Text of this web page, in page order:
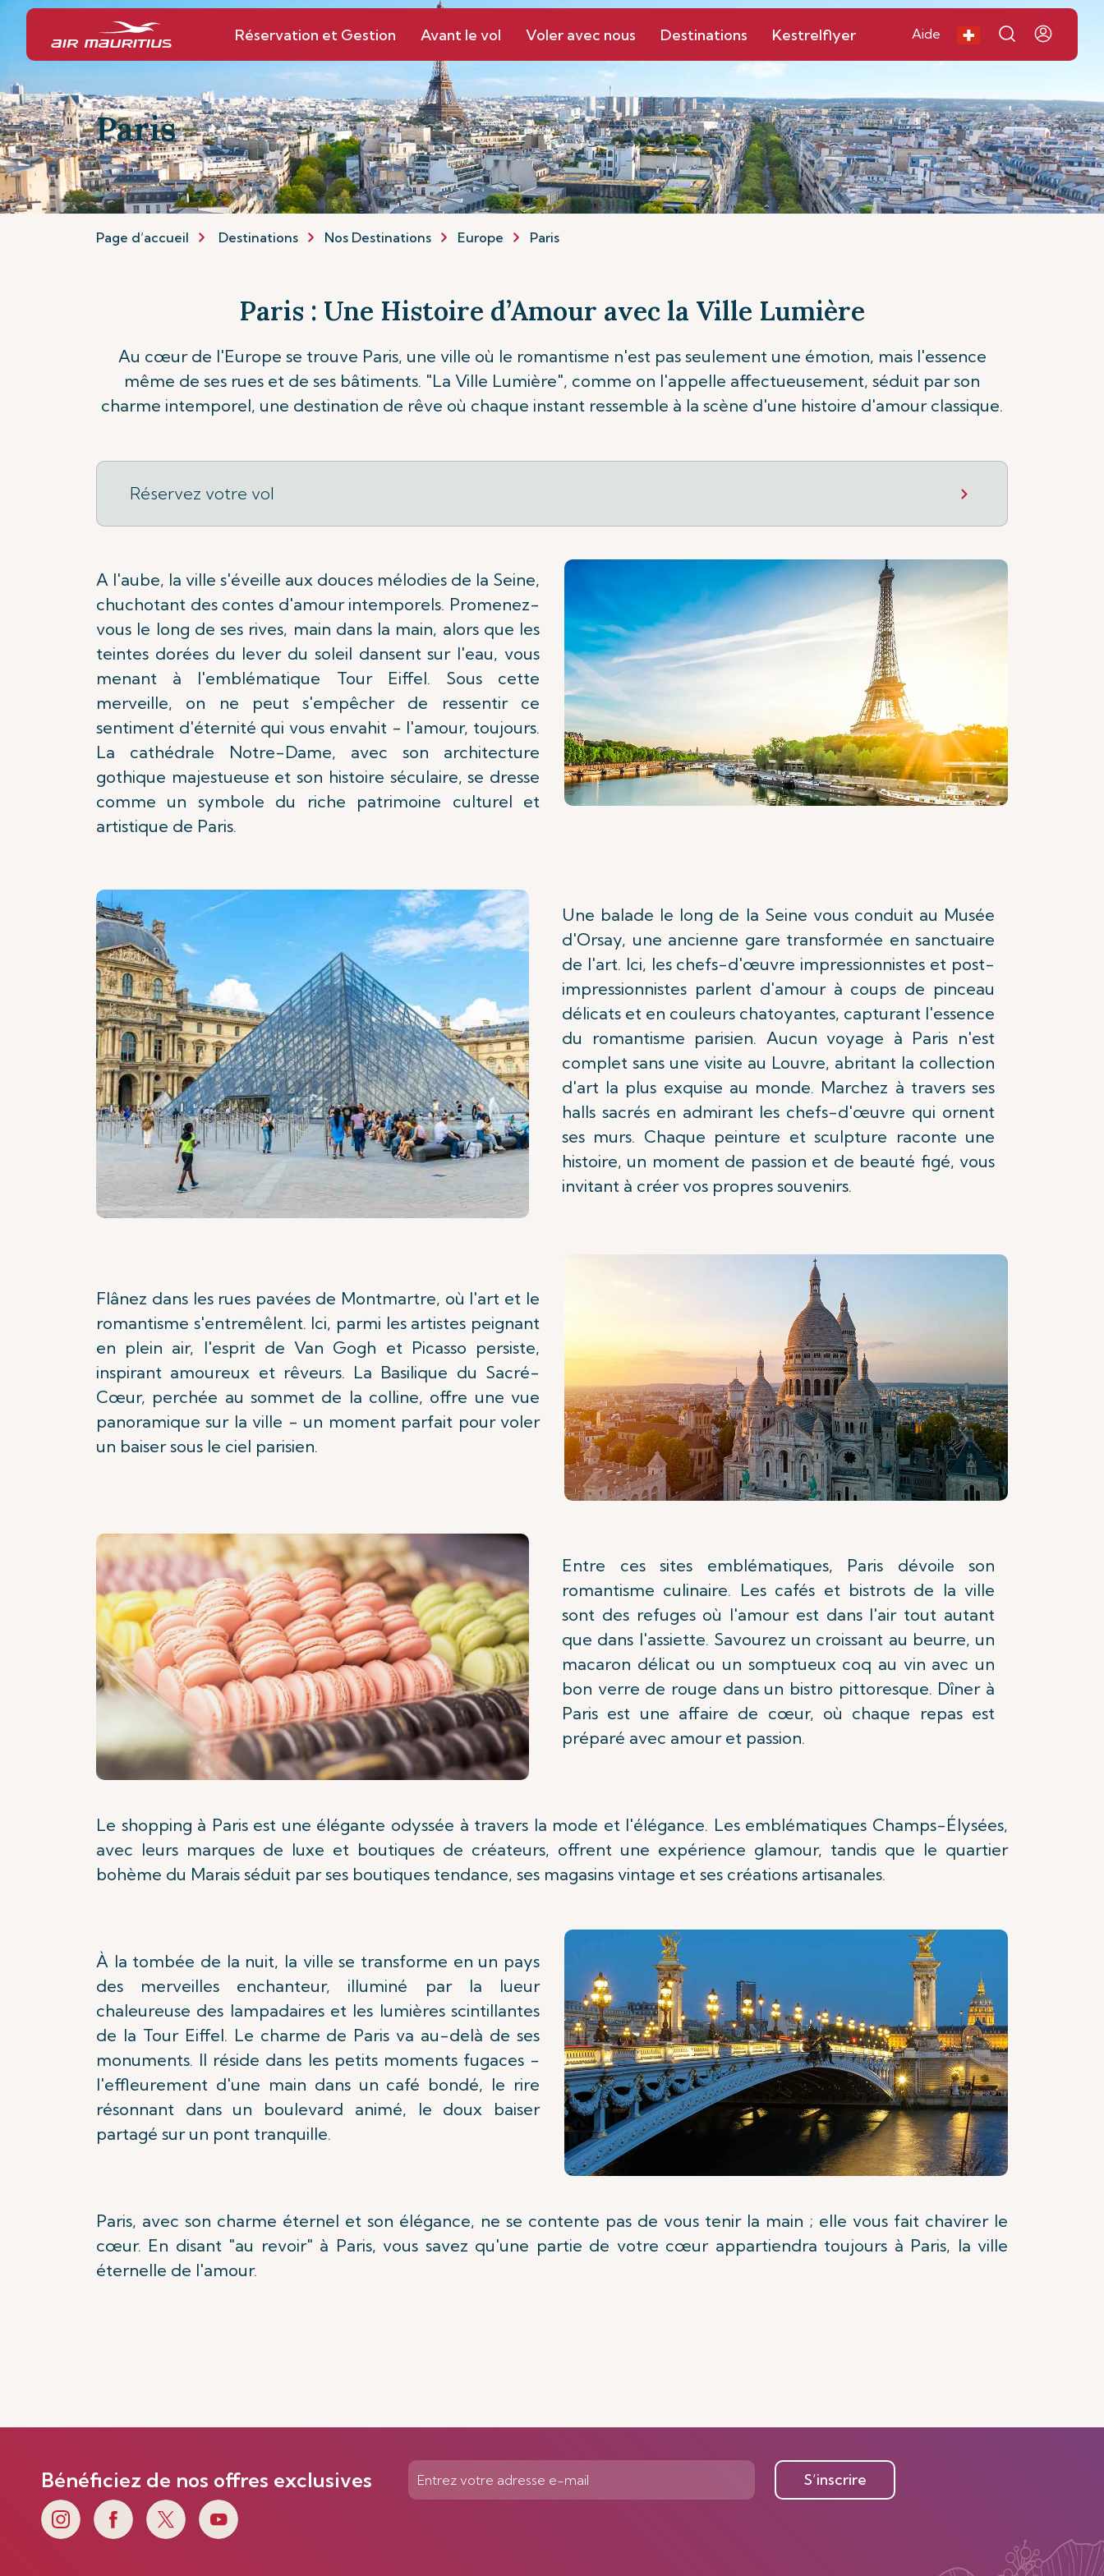
Réservation et Gestion Avant le vol Voler avec nous Destinations Kestrelflyer Aide
Paris
Page d’accueil Destinations Nos Destinations Europe Paris
Paris : Une Histoire d’Amour avec la Ville Lumière
Au cœur de l'Europe se trouve Paris, une ville où le romantisme n'est pas seulement une émotion, mais l'essence
même de ses rues et de ses bâtiments. "La Ville Lumière", comme on l'appelle affectueusement, séduit par son
charme intemporel, une destination de rêve où chaque instant ressemble à la scène d'une histoire d'amour classique.
Réservez votre vol
A l'aube, la ville s'éveille aux douces mélodies de la Seine,
chuchotant des contes d'amour intemporels. Promenez-
vous le long de ses rives, main dans la main, alors que les
teintes dorées du lever du soleil dansent sur l'eau, vous
menant à l'emblématique Tour Eiffel. Sous cette
merveille, on ne peut s'empêcher de ressentir ce
sentiment d'éternité qui vous envahit - l'amour, toujours.
La cathédrale Notre-Dame, avec son architecture
gothique majestueuse et son histoire séculaire, se dresse
comme un symbole du riche patrimoine culturel et
artistique de Paris.
Une balade le long de la Seine vous conduit au Musée
d'Orsay, une ancienne gare transformée en sanctuaire
de l'art. Ici, les chefs-d'œuvre impressionnistes et post-
impressionnistes parlent d'amour à coups de pinceau
délicats et en couleurs chatoyantes, capturant l'essence
du romantisme parisien. Aucun voyage à Paris n'est
complet sans une visite au Louvre, abritant la collection
d'art la plus exquise au monde. Marchez à travers ses
halls sacrés en admirant les chefs-d'œuvre qui ornent
ses murs. Chaque peinture et sculpture raconte une
histoire, un moment de passion et de beauté figé, vous
invitant à créer vos propres souvenirs.
Flânez dans les rues pavées de Montmartre, où l'art et le
romantisme s'entremêlent. Ici, parmi les artistes peignant
en plein air, l'esprit de Van Gogh et Picasso persiste,
inspirant amoureux et rêveurs. La Basilique du Sacré-
Cœur, perchée au sommet de la colline, offre une vue
panoramique sur la ville - un moment parfait pour voler
un baiser sous le ciel parisien.
Entre ces sites emblématiques, Paris dévoile son
romantisme culinaire. Les cafés et bistrots de la ville
sont des refuges où l'amour est dans l'air tout autant
que dans l'assiette. Savourez un croissant au beurre, un
macaron délicat ou un somptueux coq au vin avec un
bon verre de rouge dans un bistro pittoresque. Dîner à
Paris est une affaire de cœur, où chaque repas est
préparé avec amour et passion.
Le shopping à Paris est une élégante odyssée à travers la mode et l'élégance. Les emblématiques Champs-Élysées,
avec leurs marques de luxe et boutiques de créateurs, offrent une expérience glamour, tandis que le quartier
bohème du Marais séduit par ses boutiques tendance, ses magasins vintage et ses créations artisanales.
À la tombée de la nuit, la ville se transforme en un pays
des merveilles enchanteur, illuminé par la lueur
chaleureuse des lampadaires et les lumières scintillantes
de la Tour Eiffel. Le charme de Paris va au-delà de ses
monuments. Il réside dans les petits moments fugaces -
l'effleurement d'une main dans un café bondé, le rire
résonnant dans un boulevard animé, le doux baiser
partagé sur un pont tranquille.
Paris, avec son charme éternel et son élégance, ne se contente pas de vous tenir la main ; elle vous fait chavirer le
cœur. En disant "au revoir" à Paris, vous savez qu'une partie de votre cœur appartiendra toujours à Paris, la ville
éternelle de l'amour.
Bénéficiez de nos offres exclusives S’inscrire